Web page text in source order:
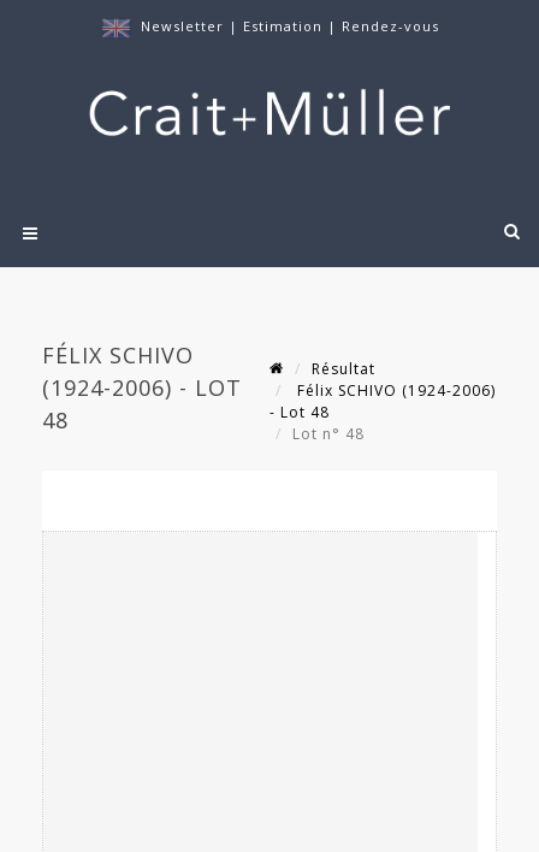
Newsletter | Estimation | Rendez-vous
FÉLIX SCHIVO
(1924-2006) - LOT
48
Résultat
Félix SCHIVO (1924-2006)
- Lot 48
Lot n° 48